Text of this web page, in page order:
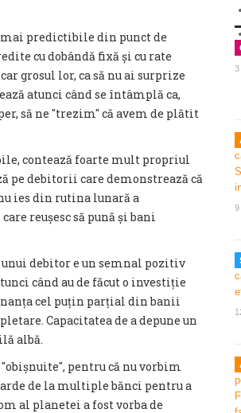
predictibile din punct de
cu dobândă fixă și cu rate
grosul lor, ca să nu ai surprize
atunci când se întâmplă ca,
să ne ″trezim″ că avem de plătit
contează foarte mult propriul
pe debitorii care demonstrează că
ies din rutina lunară a
reușesc să pună și bani
unui debitor e un semnal pozitiv
când au de făcut o investiție
cel puțin parțial din banii
Capacitatea de a depune un
albă.
pentru că nu vorbim
de la multiple bănci pentru a
al planetei a fost vorba de
3
9